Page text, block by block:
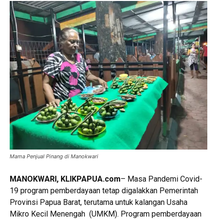
Mama Penjual Pinang di Manokwari
MANOKWARI, KLIKPAPUA.com– Masa Pandemi Covid-
19 program pemberdayaan tetap digalakkan Pemerintah
Provinsi Papua Barat, terutama untuk kalangan Usaha
Mikro Kecil Menengah (UMKM). Program pemberdayaan